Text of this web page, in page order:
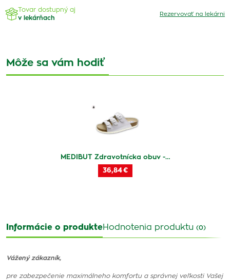
Tovar dostupný aj
v lekárňach
Rezervovať na lekárni
Môže sa vám hodiť
MEDIBUT Zdravotnícka obuv -…
36,84 €
Informácie o produkteHodnotenia produktu (0)
Vážený zákazník,
pre zabezpečenie maximálneho komfortu a správnej veľkosti Vašej